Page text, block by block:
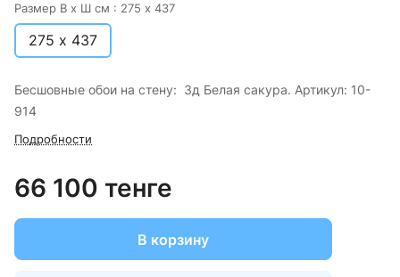
Размер В х Ш см : 275 х 437
275 х 437
Бесшовные обои на стену: 3д Белая сакура. Артикул: 10-
914
Подробности
66 100 тенге
В корзину